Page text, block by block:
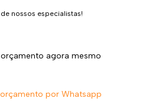
nossos especialistas!
orçamento agora mesmo
por Whatsapp